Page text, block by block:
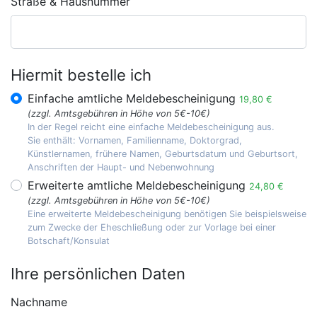
Hiermit bestelle ich
Einfache amtliche Meldebescheinigung 19,80 €
(zzgl. Amtsgebühren in Höhe von 5€-10€)
In der Regel reicht eine einfache Meldebescheinigung aus.
Sie enthält: Vornamen, Familienname, Doktorgrad,
Künstlernamen, frühere Namen, Geburtsdatum und Geburtsort,
Anschriften der Haupt- und Nebenwohnung
Erweiterte amtliche Meldebescheinigung 24,80 €
(zzgl. Amtsgebühren in Höhe von 5€-10€)
Eine erweiterte Meldebescheinigung benötigen Sie beispielsweise
zum Zwecke der Eheschließung oder zur Vorlage bei einer
Botschaft/Konsulat
Ihre persönlichen Daten
Nachname